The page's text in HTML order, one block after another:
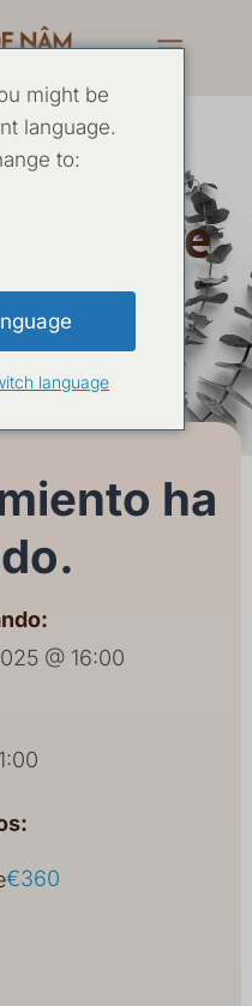
Yoga
2025
ha
@ 16:00
€360
might be
language.
to:
language